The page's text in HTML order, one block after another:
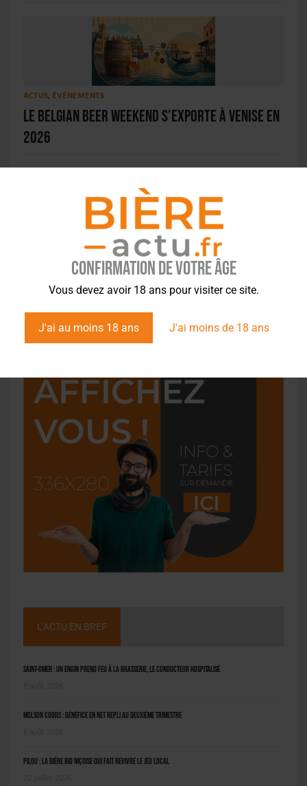
Confirmation de votre âge
Vous devez avoir 18 ans pour visiter ce site.
J'ai au moins 18 ans J'ai moins de 18 ans
ACTUS, ÉVÉNEMENTS
Le Belgian Beer Weekend s’exporte à Venise en
2026
BRASSAGE AMATEUR
Pas de FIBA 2021, mais un concours malgré
tout
L'ACTU EN BREF
Saint-Omer : un engin prend feu à la brasserie, le conducteur hospitalisé
Molson Coors : bénéfice en net repli au deuxième trimestre
Pilou : la bière bio niçoise qui fait revivre le jeu local